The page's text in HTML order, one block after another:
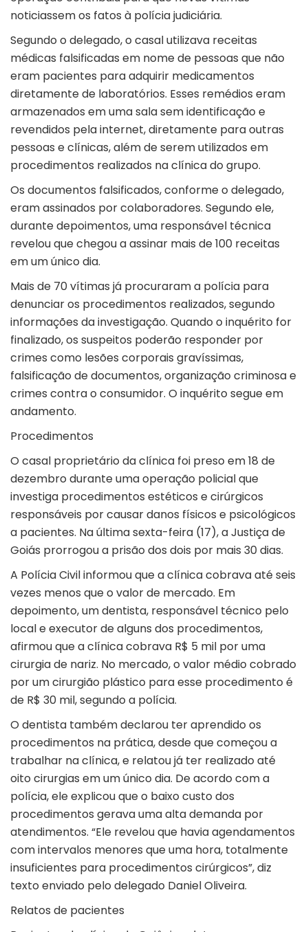
noticiassem os fatos à polícia judiciária.
Segundo o delegado, o casal utilizava receitas
médicas falsificadas em nome de pessoas que não
eram pacientes para adquirir medicamentos
diretamente de laboratórios. Esses remédios eram
armazenados em uma sala sem identificação e
revendidos pela internet, diretamente para outras
pessoas e clínicas, além de serem utilizados em
procedimentos realizados na clínica do grupo.
Os documentos falsificados, conforme o delegado,
eram assinados por colaboradores. Segundo ele,
durante depoimentos, uma responsável técnica
revelou que chegou a assinar mais de 100 receitas
em um único dia.
Mais de 70 vítimas já procuraram a polícia para
denunciar os procedimentos realizados, segundo
informações da investigação. Quando o inquérito for
finalizado, os suspeitos poderão responder por
crimes como lesões corporais gravíssimas,
falsificação de documentos, organização criminosa e
crimes contra o consumidor. O inquérito segue em
andamento.
Procedimentos
O casal proprietário da clínica foi preso em 18 de
dezembro durante uma operação policial que
investiga procedimentos estéticos e cirúrgicos
responsáveis por causar danos físicos e psicológicos
a pacientes. Na última sexta-feira (17), a Justiça de
Goiás prorrogou a prisão dos dois por mais 30 dias.
A Polícia Civil informou que a clínica cobrava até seis
vezes menos que o valor de mercado. Em
depoimento, um dentista, responsável técnico pelo
local e executor de alguns dos procedimentos,
afirmou que a clínica cobrava R$ 5 mil por uma
cirurgia de nariz. No mercado, o valor médio cobrado
por um cirurgião plástico para esse procedimento é
de R$ 30 mil, segundo a polícia.
O dentista também declarou ter aprendido os
procedimentos na prática, desde que começou a
trabalhar na clínica, e relatou já ter realizado até
oito cirurgias em um único dia. De acordo com a
polícia, ele explicou que o baixo custo dos
procedimentos gerava uma alta demanda por
atendimentos. “Ele revelou que havia agendamentos
com intervalos menores que uma hora, totalmente
insuficientes para procedimentos cirúrgicos”, diz
texto enviado pelo delegado Daniel Oliveira.
Relatos de pacientes